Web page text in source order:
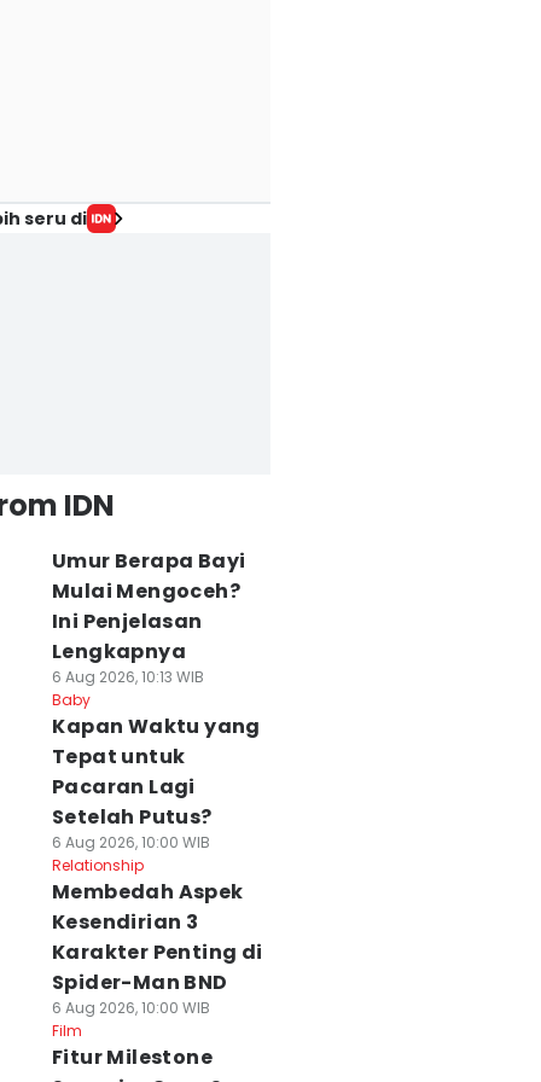
seru di
IDN
Umur Berapa Bayi
Mulai Mengoceh?
Ini Penjelasan
Lengkapnya
6 Aug 2026, 10:13 WIB
Baby
⁠Kapan Waktu yang
Tepat untuk
Pacaran Lagi
Setelah Putus?
6 Aug 2026, 10:00 WIB
Relationship
Membedah Aspek
Kesendirian 3
Karakter Penting di
Spider-Man BND
6 Aug 2026, 10:00 WIB
Film
Fitur Milestone